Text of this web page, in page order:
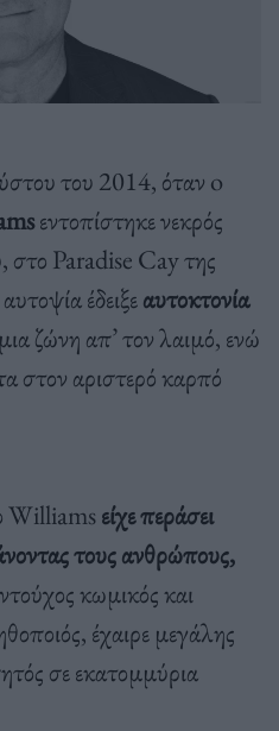
του 2014, όταν o
εντοπίστηκε νεκρός
στο Paradise Cay της
έδειξεαυτοκτονία
ζώνη απ’ τον λαιμό, ενώ
στον αριστερό καρπό
Williamsείχε περάσει
τους ανθρώπους,
κωμικός και
έχαιρε μεγάλης
σε εκατομμύρια